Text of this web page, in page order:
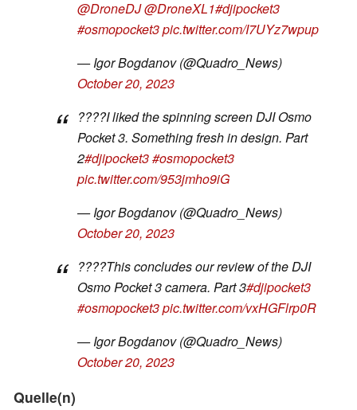
@DroneDJ@DroneXL1#djipocket3
#osmopocket3pic.twitter.com/I7UYz7wpup
— Igor Bogdanov (@Quadro_News)
October 20, 2023
????I liked the spinning screen DJI Osmo
Pocket 3. Something fresh in design. Part
2#djipocket3#osmopocket3
pic.twitter.com/953jmho9iG
— Igor Bogdanov (@Quadro_News)
October 20, 2023
????This concludes our review of the DJI
Osmo Pocket 3 camera. Part 3#djipocket3
#osmopocket3pic.twitter.com/vxHGFlrp0R
— Igor Bogdanov (@Quadro_News)
October 20, 2023
Quelle(n)